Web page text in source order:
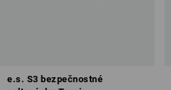
e.s. S3 bezpečnostné